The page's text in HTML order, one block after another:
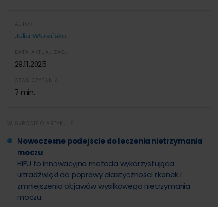
AUTOR
Julia Włosińska
DATA AKTUALIZACJI
29.11.2025
CZAS CZYTANIA
7 min.
W SKRÓCIE O ARTYKULE
Nowoczesne podejście do leczenia nietrzymania
moczu
HIFU to innowacyjna metoda wykorzystująca
ultradźwięki do poprawy elastyczności tkanek i
zmniejszenia objawów wysiłkowego nietrzymania
moczu.